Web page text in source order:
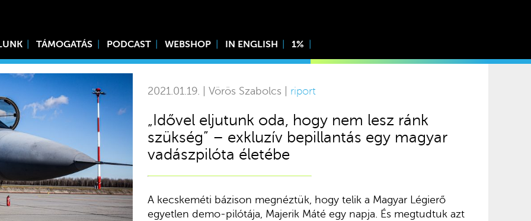
TÁMOGATÁS PODCAST WEBSHOP IN ENGLISH 1%
2021.01.19. | Vörös Szabolcs | riport
„Idővel eljutunk oda, hogy nem lesz ránk
szükség” – exkluzív bepillantás egy magyar
vadászpilóta életébe
A kecskeméti bázison megnéztük, hogy telik a Magyar Légierő
egyetlen demo-pilótája, Majerik Máté egy napja. És megtudtuk azt